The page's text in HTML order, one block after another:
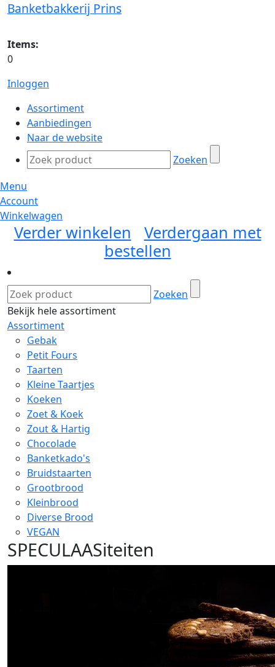
Banketbakkerij Prins
Items:
0
Inloggen
Assortiment
Aanbiedingen
Naar de website
Zoeken
Menu
Account
Winkelwagen
Verder winkelen
Verdergaan met
bestellen
Zoeken
Bekijk hele assortiment
Assortiment
Gebak
Petit Fours
Taarten
Kleine Taartjes
Koeken
Zoet & Koek
Zout & Hartig
Chocolade
Banketkado's
Bruidstaarten
Grootbrood
Kleinbrood
Diverse Brood
VEGAN
SPECULAASiteiten